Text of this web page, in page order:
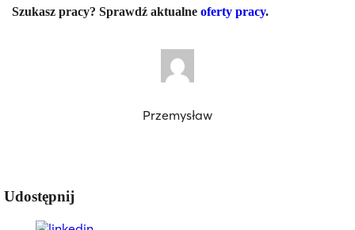
Szukasz pracy? Sprawdź aktualne oferty pracy.
Przemysław
Udostępnij